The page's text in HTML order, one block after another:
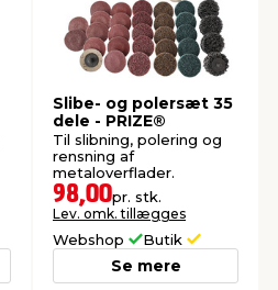
Slibe- og polersæt 35
dele - PRIZE®
Til slibning, polering og
rensning af
metaloverflader.
98,00pr. stk.
Lev. omk. tillægges
Webshop Butik
Se mere